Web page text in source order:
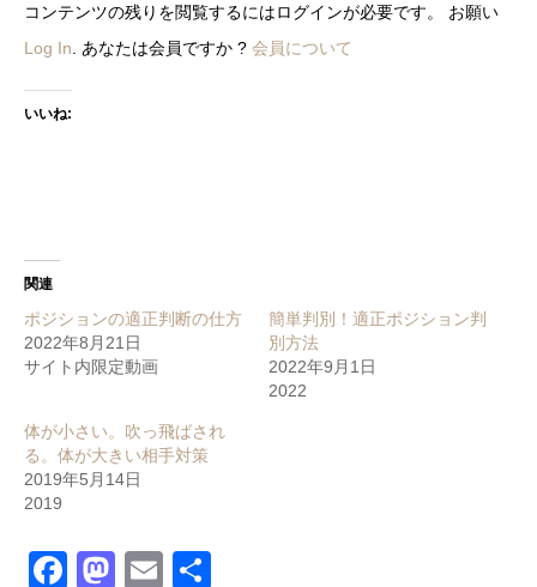
コンテンツの残りを閲覧するにはログインが必要です。 お願い
Log In . あなたは会員ですか ? 会員について
いいね:
関連
ポジションの適正判断の仕方
2022年8月21日
サイト内限定動画
簡単判別！適正ポジション判
別方法
2022年9月1日
2022
体が小さい。吹っ飛ばされ
る。体が大きい相手対策
2019年5月14日
2019
Facebook
Mastodon
Email